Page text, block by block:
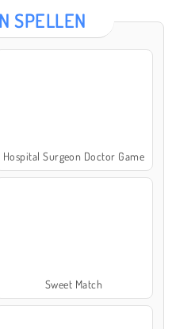
SPELLEN
Hospital Surgeon Doctor Game
Sweet Match